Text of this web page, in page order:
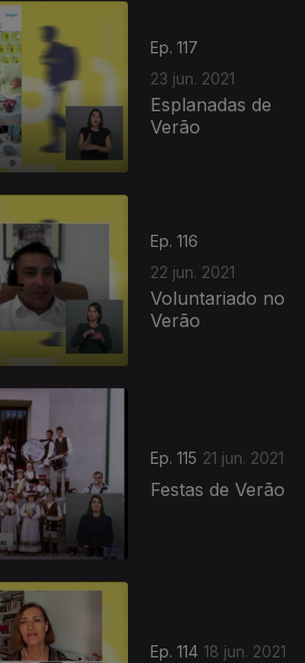
Ep. 117
23 jun. 2021
Esplanadas de
Verão
Ep. 116
22 jun. 2021
Voluntariado no
Verão
Ep. 115 21 jun. 2021
Festas de Verão
Ep. 114 18 jun. 2021